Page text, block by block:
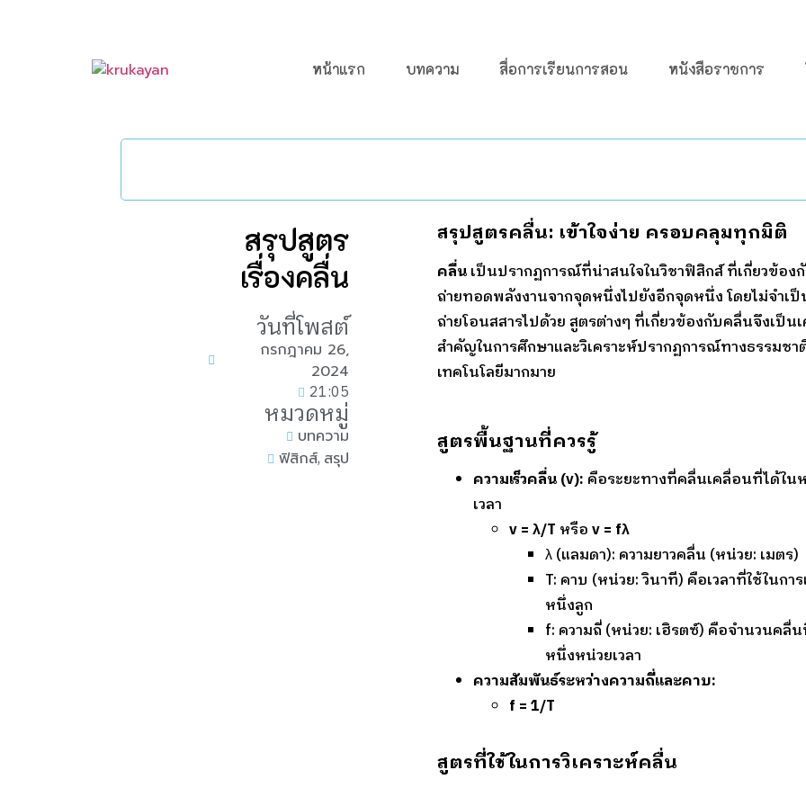
หน้าแรก บทความ สื่อการเรียนการสอน หนังสือราชการ
สรุปสูตร
เรื่องคลื่น
วันที่โพสต์
กรกฎาคม 26,
2024
21:05
หมวดหมู่
บทความ
ฟิสิกส์, สรุป
สรุปสูตรคลื่น: เข้าใจง่าย ครอบคลุมทุกมิติ
คลื่นเป็นปรากฏการณ์ที่น่าสนใจในวิชาฟิสิกส์ ที่เกี่ยวข้อง
ถ่ายทอดพลังงานจากจุดหนึ่งไปยังอีกจุดหนึ่ง โดยไม่จำเ
ถ่ายโอนสสารไปด้วย สูตรต่างๆ ที่เกี่ยวข้องกับคลื่นจึงเป็น
สำคัญในการศึกษาและวิเคราะห์ปรากฏการณ์ทางธรรมชา
เทคโนโลยีมากมาย
สูตรพื้นฐานที่ควรรู้
ความเร็วคลื่น (v): คือระยะทางที่คลื่นเคลื่อนที่ได้ใน
เวลา
v = λ/T หรือv = fλ
λ (แลมดา): ความยาวคลื่น (หน่วย: เมตร)
T: คาบ (หน่วย: วินาที) คือเวลาที่ใช้ในกา
หนึ่งลูก
f: ความถี่ (หน่วย: เฮิรตซ์) คือจำนวนคลื่
หนึ่งหน่วยเวลา
ความสัมพันธ์ระหว่างความถี่และคาบ:
f = 1/T
สูตรที่ใช้ในการวิเคราะห์คลื่น